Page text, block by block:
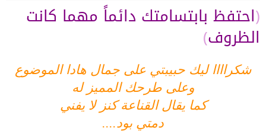
(احتفظ بابتسامتك دائماً مهما كانت
الظروف)
شكراااا ليك حبيبتي على جمال هادا الموضوع
وعلى طرحك المميز له
كما يقال القناعة كنز لا يفني
دمتي بود....